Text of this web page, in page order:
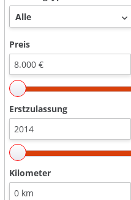
Preis
Erstzulassung
Kilometer